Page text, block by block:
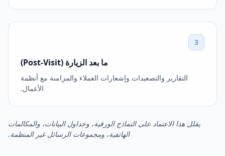
3
ما بعد الزيارة (Post-Visit)
التقارير والتصعيدات وإشعارات العملاء والمزامنة مع أنظمة
الأعمال.
يقلل هذا الاعتماد على النماذج الورقية، وجداول البيانات، والمكالمات
الهاتفية، ومجموعات الرسائل غير المنظمة.